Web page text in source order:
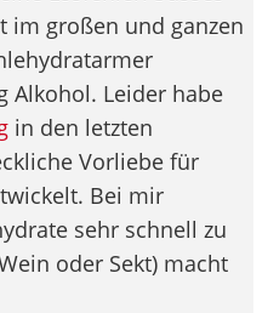
im großen und ganzen
Alkohol. Leider habe
in den letzten
Vorliebe für
Bei mir
sehr schnell zu
oder Sekt) macht